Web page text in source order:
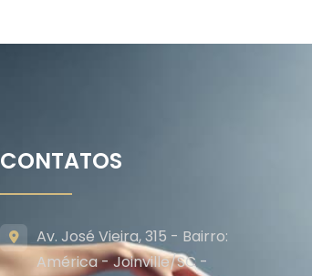
CONTATOS
Av. José Vieira, 315 - Bairro:
América - Joinville/SC -